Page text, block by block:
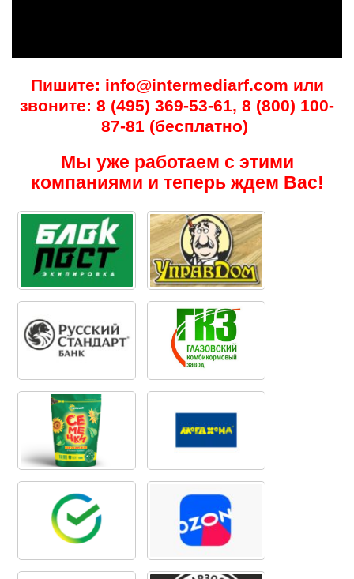
Пишите: info@intermediarf.com или
звоните: 8 (495) 369-53-61, 8 (800) 100-
87-81 (бесплатно)
Мы уже работаем с этими
компаниями и теперь ждем Вас!